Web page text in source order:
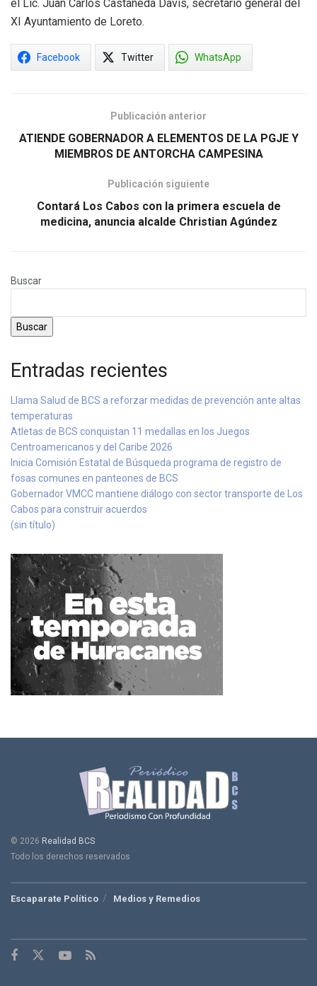
el Lic. Juan Carlos Castañeda Davis, secretario general del
XI Ayuntamiento de Loreto.
Facebook Twitter WhatsApp
Publicación anterior
ATIENDE GOBERNADOR A ELEMENTOS DE LA PGJE Y
MIEMBROS DE ANTORCHA CAMPESINA
Publicación siguiente
Contará Los Cabos con la primera escuela de
medicina, anuncia alcalde Christian Agúndez
Buscar
Buscar
Entradas recientes
Llama Salud de BCS a reforzar medidas de prevención ante altas
temperaturas
Atletas de BCS conquistan 11 medallas en los Juegos
Centroamericanos y del Caribe 2026
Inicia Comisión Estatal de Búsqueda programa de registro de
fosas comunes en panteones de BCS
Gobernador VMCC mantiene diálogo con sector transporte de Los
Cabos para construir acuerdos
(sin título)
© 2026 Realidad BCS
Todo los derechos reservados
Escaparate Político Medios y Remedios